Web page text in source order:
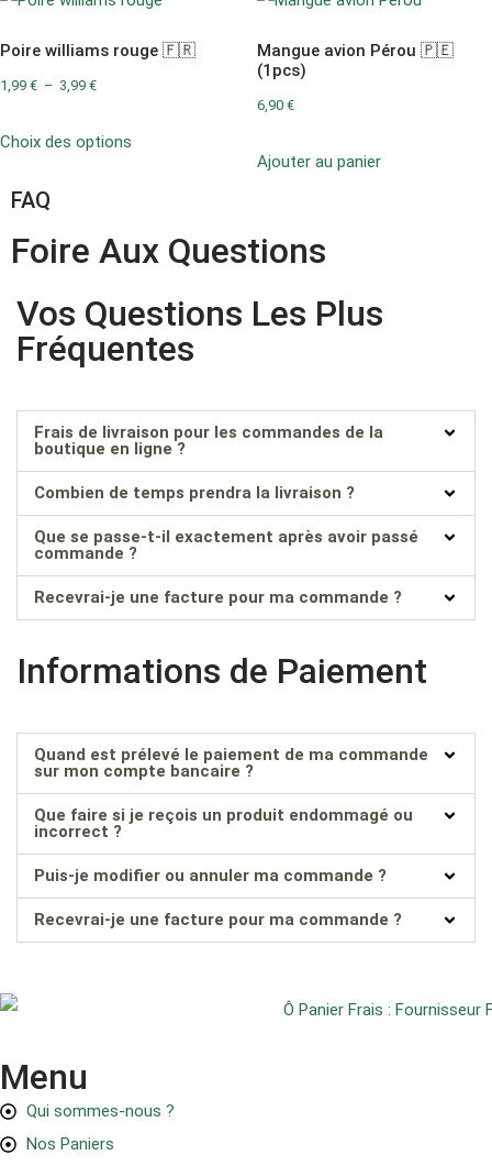
Poire williams rouge 🇫🇷
1,99 € – 3,99 €
Choix des options
Mangue avion Pérou 🇵🇪
(1pcs)
6,90 €
Ajouter au panier
FAQ
Foire Aux Questions
Vos Questions Les Plus
Fréquentes
Frais de livraison pour les commandes de la
boutique en ligne ?
Combien de temps prendra la livraison ?
Que se passe-t-il exactement après avoir passé
commande ?
Recevrai-je une facture pour ma commande ?
Informations de Paiement
Quand est prélevé le paiement de ma commande
sur mon compte bancaire ?
Que faire si je reçois un produit endommagé ou
incorrect ?
Puis-je modifier ou annuler ma commande ?
Recevrai-je une facture pour ma commande ?
Menu
Qui sommes-nous ?
Nos Paniers